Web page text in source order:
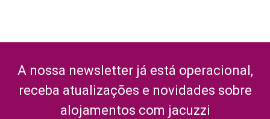
A nossa newsletter já está operacional,
receba atualizações e novidades sobre
alojamentos com jacuzzi